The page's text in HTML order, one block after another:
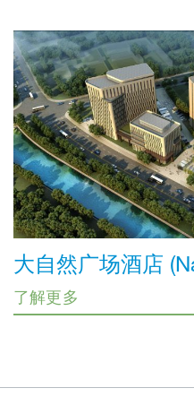
大自然广场酒店
了解更多